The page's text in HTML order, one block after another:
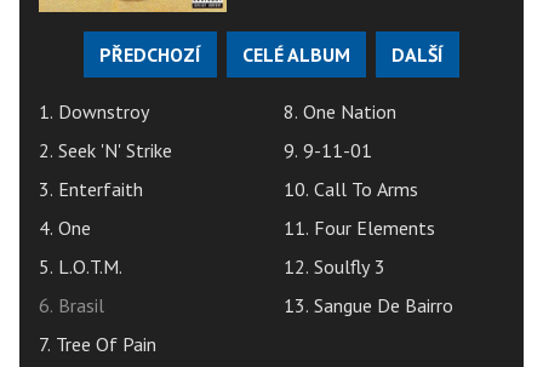
PŘEDCHOZÍ CELÉ ALBUM DALŠÍ
1. Downstroy
2. Seek 'N' Strike
3. Enterfaith
4. One
5. L.O.T.M.
6. Brasil
7. Tree Of Pain
8. One Nation
9. 9-11-01
10. Call To Arms
11. Four Elements
12. Soulfly 3
13. Sangue De Bairro